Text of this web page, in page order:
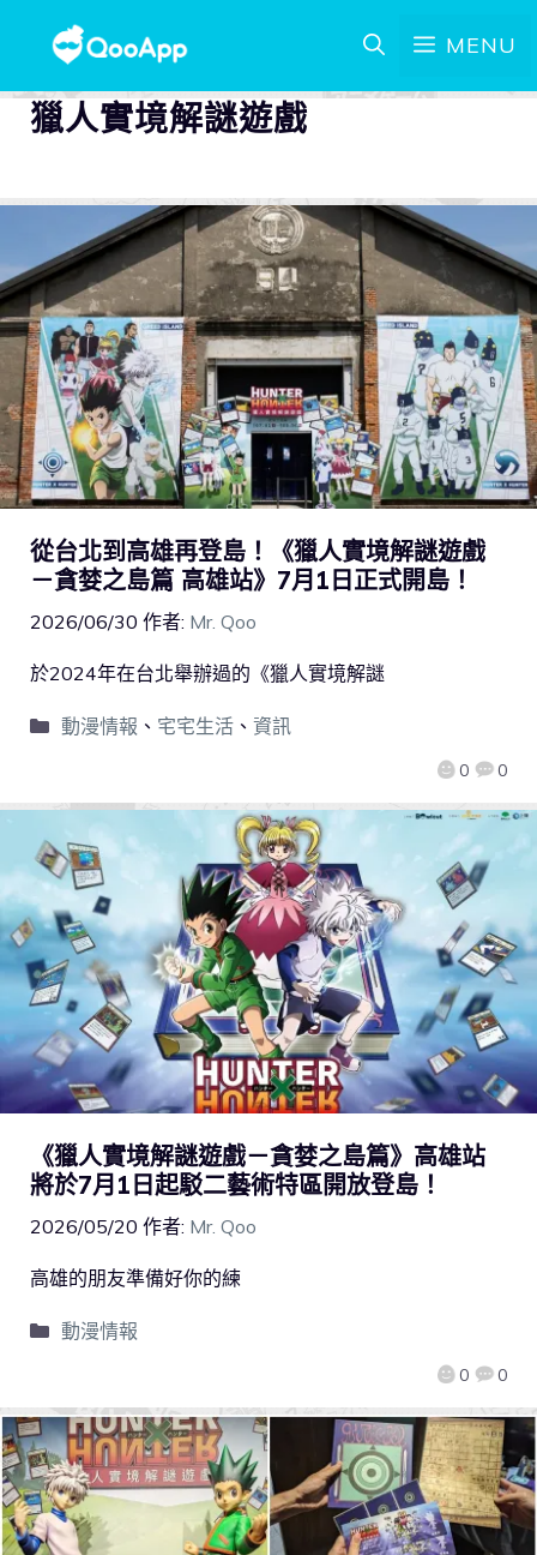
MENU
獵人實境解謎遊戲
從台北到高雄再登島！《獵人實境解謎遊戲
－貪婪之島篇 高雄站》7月1日正式開島！
2026/06/30 作者: Mr. Qoo
0 0
於2024年在台北舉辦過的《獵人實境解謎
動漫情報 、 宅宅生活、 資訊
《獵人實境解謎遊戲－貪婪之島篇》高雄站
將於7月1日起駁二藝術特區開放登島！
2026/05/20 作者: Mr. Qoo
0 0
高雄的朋友準備好你的練
動漫情報